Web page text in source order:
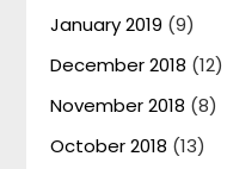
January 2019 (9)
December 2018 (12)
November 2018 (8)
October 2018 (13)